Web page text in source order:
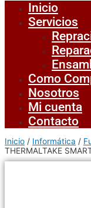
Inicio
Servicios
Como
Nosotros
Mi cuenta
Contacto
Inicio / Informática /
THERMALTAKE